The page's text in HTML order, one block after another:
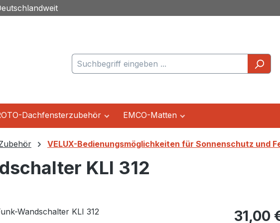
Dachfensterzubehör EMCO-Matten
VELUX-Bedienungsmöglichkeiten für Sonnenschutz und
KLI 312
Regulärer
31,00